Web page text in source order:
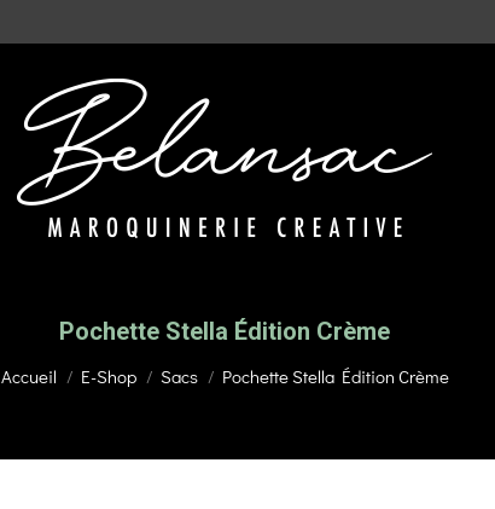
Pochette Stella Édition Crème
Vous êtes ici :
Accueil E-Shop Sacs Pochette Stella Édition Crème